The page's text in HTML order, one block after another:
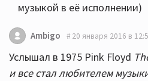
музыкой в её исполнении)
Ambigo 20 января 2016 в
Услышал в 1975 Pink Floyd
и все стал любителем